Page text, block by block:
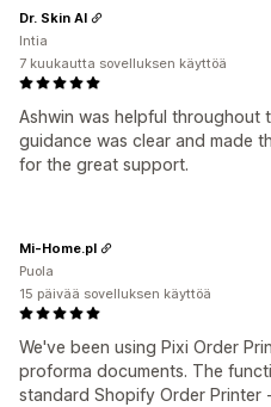
Ashwin was helpful throughout
guidance was clear and made
for the great support.
Dr. Skin AI
Intia
7 kuukautta sovelluksen käyttöä
We've been using Pixi Order
proforma documents. The
standard Shopify Order Printer
Mi-Home.pl
Puola
15 päivää sovelluksen käyttöä